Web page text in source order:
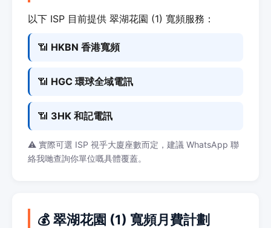
以下 ISP 目前提供 翠湖花園 (1) 寬頻服務：
📶 HKBN 香港寬頻
📶 HGC 環球全域電訊
📶 3HK 和記電訊
⚠️ 實際可選 ISP 視乎大廈座數而定，建議 WhatsApp 聯
絡我哋查詢你單位嘅具體覆蓋。
💰 翠湖花園 (1) 寬頻月費計劃